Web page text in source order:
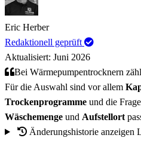
Eric Herber
Redaktionell geprüft
Aktualisiert: Juni 2026
Bei Wärmepumpentrocknern
Für die Auswahl sind vor allem
Trockenprogramme und die
Wäschemenge und Aufstellort
Änderungshistorie anzeigen